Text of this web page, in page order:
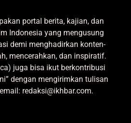
portal berita, kajian, dan
Indonesia yang mengusung
demi menghadirkan konten-
mencerahkan, dan inspiratif.
juga bisa ikut berkontribusi
dengan mengirimkan tulisan
redaksi@ikhbar.com.